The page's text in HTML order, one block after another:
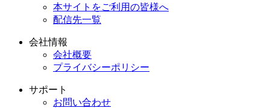
本サイトをご利用の皆様へ
配信先一覧
会社情報
会社概要
プライバシーポリシー
サポート
お問い合わせ